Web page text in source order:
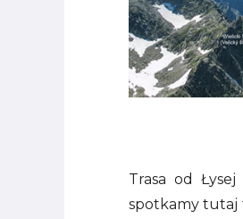
Trasa od
spotkamy tutaj